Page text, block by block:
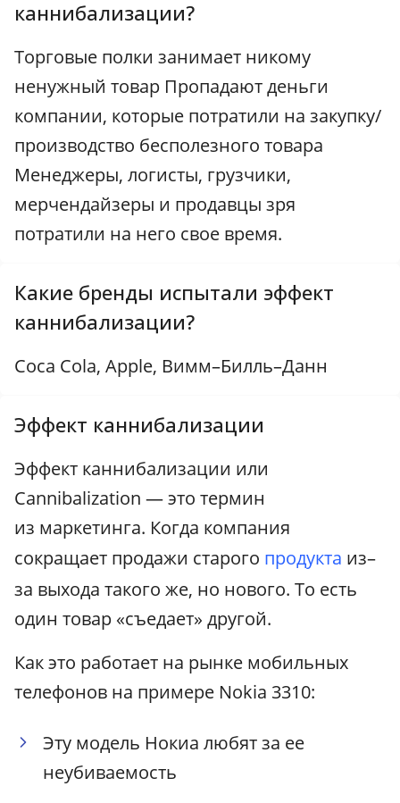
каннибализации?
Торговые полки занимает никому
ненужный товар Пропадают деньги
компании, которые потратили на закупку/
производство бесполезного товара
Менеджеры, логисты, грузчики,
мерчендайзеры и продавцы зря
потратили на него свое время.
Какие бренды испытали эффект
каннибализации?
Coca Cola, Apple, Вимм–Билль–Данн
Эффект каннибализации
Эффект каннибализации или
Cannibalization — это термин
из маркетинга. Когда компания
сокращает продажи старого продукта из–
за выхода такого же, но нового. То есть
один товар «съедает» другой.
Как это работает на рынке мобильных
телефонов на примере Nokia 3310:
Эту модель Нокиа любят за ее
неубиваемость